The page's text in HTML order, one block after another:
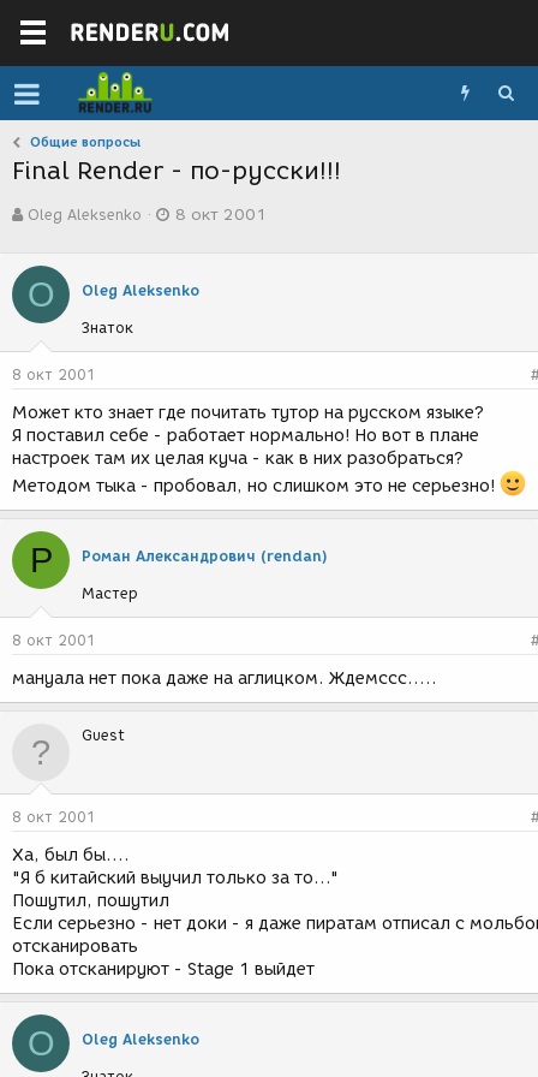
Общие вопросы
Final Render - по-русски!!!
в
о
р
т
е
м
ы
Oleg Aleksenko
а
с
д
и
я
8 окт 2001
O Oleg Aleksenko
Знаток
8 окт 2001
Может кто знает где почитать тутор на русском языке?
Я поставил себе - работает нормально! Но вот в плане
настроек там их целая куча - как в них разобраться?
Методом тыка - пробовал, но слишком это не серьезно!
Р Роман Александрович (rendan)
Мастер
8 окт 2001
мануала нет пока даже на аглицком. Ждемссс.....
Guest
8 окт 2001
Ха, был бы....
"Я б китайский выучил только за то..."
Пошутил, пошутил
Если серьезно - нет доки - я даже пиратам отписал с
отсканировать
Пока отсканируют - Stage 1 выйдет
O Oleg Aleksenko